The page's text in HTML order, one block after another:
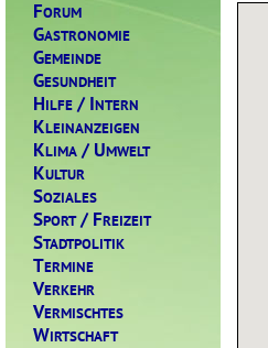
FORUM
GASTRONOMIE
GEMEINDE
GESUNDHEIT
HILFE / INTERN
KLEINANZEIGEN
KLIMA / UMWELT
KULTUR
SOZIALES
SPORT/ FREIZEIT
STADTPOLITIK
TERMINE
VERKEHR
VERMISCHTES
WIRTSCHAFT